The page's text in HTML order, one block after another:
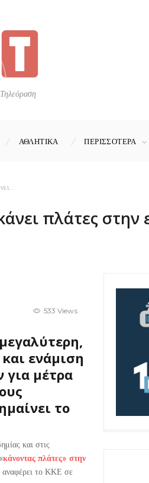
ΑΘΛΗΤΙΚΑ ΠΕΡΙΣΣΟΤΕΡΑ
πλάτες στην
533 Views
ενάμιση
για μέτρα
το
και στις
κάνοντας πλάτες» στην
αναφέρει το ΚΚΕ σε